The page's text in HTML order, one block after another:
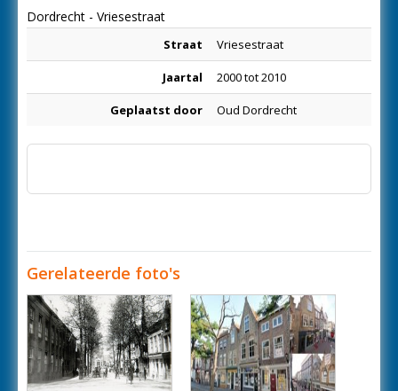
Dordrecht - Vriesestraat
Straat Vriesestraat
Jaartal 2000 tot 2010
Geplaatst door Oud Dordrecht
Gerelateerde foto's